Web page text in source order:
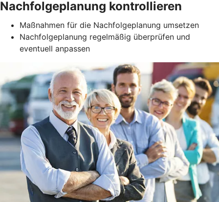
Nachfolgeplanung kontrollieren
Maßnahmen für die Nachfolgeplanung umsetzen
Nachfolgeplanung regelmäßig überprüfen und
eventuell anpassen